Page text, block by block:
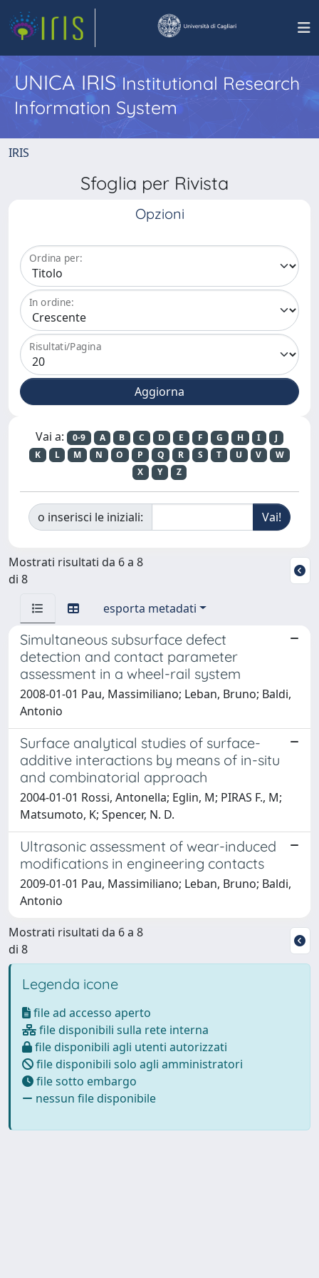
UNICA IRISInstitutional Research
Information System
IRIS
Sfoglia per Rivista
Opzioni
Ordina per:
In ordine:
Risultati/Pagina
Vai a: 0-9 A B C D E F G H I
J
K
L M N O P Q R S T U V
W
X
Y Z
o inserisci le iniziali:
Mostrati risultati da 6 a 8
di 8
esporta metadati
Simultaneous subsurface defect
detection and contact parameter
assessment in a wheel-rail system
2008-01-01 Pau, Massimiliano; Leban, Bruno; Baldi,
Antonio
Surface analytical studies of surface-
additive interactions by means of in-situ
and combinatorial approach
2004-01-01 Rossi, Antonella; Eglin, M; PIRAS F., M;
Matsumoto, K; Spencer, N. D.
Ultrasonic assessment of wear-induced
modifications in engineering contacts
2009-01-01 Pau, Massimiliano; Leban, Bruno; Baldi,
Antonio
Mostrati risultati da 6 a 8
di 8
Legenda icone
file ad accesso aperto
file disponibili sulla rete interna
file disponibili agli utenti autorizzati
file disponibili solo agli amministratori
file sotto embargo
nessun file disponibile